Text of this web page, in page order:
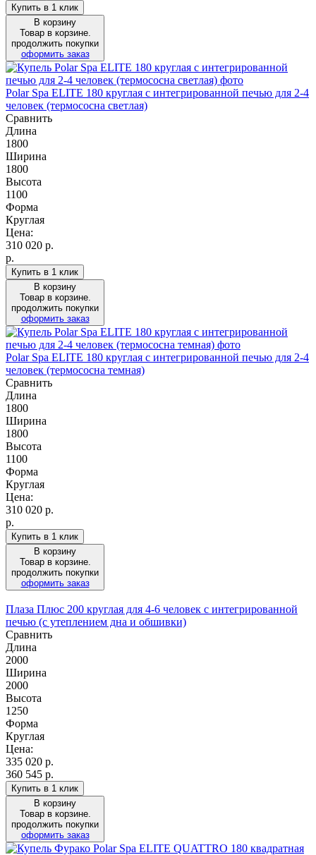
Купить в 1 клик
В корзину
Товар в корзине.
продолжить покупки
оформить заказ
Polar Spa ELITE 180 круглая с интегрированной печью для 2-4
человек (термососна светлая)
Сравнить
Длина
1800
Ширина
1800
Высота
1100
Форма
Круглая
Цена:
310 020 р.
р.
Купить в 1 клик
В корзину
Товар в корзине.
продолжить покупки
оформить заказ
Polar Spa ELITE 180 круглая с интегрированной печью для 2-4
человек (термососна темная)
Сравнить
Длина
1800
Ширина
1800
Высота
1100
Форма
Круглая
Цена:
310 020 р.
р.
Купить в 1 клик
В корзину
Товар в корзине.
продолжить покупки
оформить заказ
Плаза Плюс 200 круглая для 4-6 человек с интегрированной
печью (с утеплением дна и обшивки)
Сравнить
Длина
2000
Ширина
2000
Высота
1250
Форма
Круглая
Цена:
335 020 р.
360 545 р.
Купить в 1 клик
В корзину
Товар в корзине.
продолжить покупки
оформить заказ